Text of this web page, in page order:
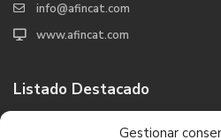
Gestionar
info@afincat.com
www.afincat.com
Listado Destacado
Venta Chalet